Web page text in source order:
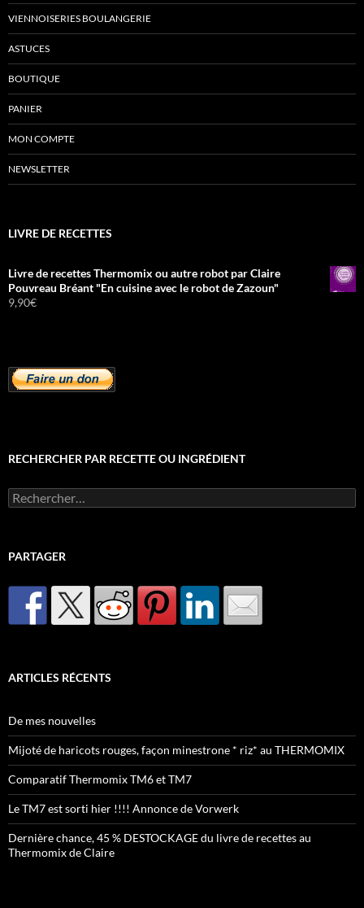
VIENNOISERIES BOULANGERIE
ASTUCES
BOUTIQUE
PANIER
MON COMPTE
NEWSLETTER
LIVRE DE RECETTES
Livre de recettes Thermomix ou autre robot par Claire
Pouvreau Bréant "En cuisine avec le robot de Zazoun"
9,90€
RECHERCHER PAR RECETTE OU INGRÉDIENT
Rechercher :
PARTAGER
ARTICLES RÉCENTS
De mes nouvelles
Mijoté de haricots rouges, façon minestrone * riz* au THERMOMIX
Comparatif Thermomix TM6 et TM7
Le TM7 est sorti hier !!!! Annonce de Vorwerk
Dernière chance, 45 % DESTOCKAGE du livre de recettes au
Thermomix de Claire